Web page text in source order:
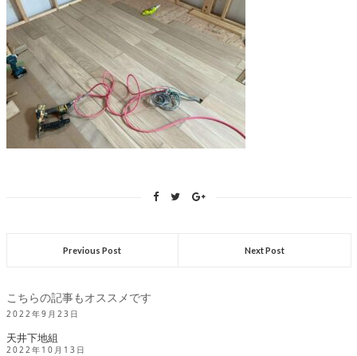
Previous Post Next Post
こちらの記事もオススメです
2022年9月23日
天井下地組
2022年10月13日